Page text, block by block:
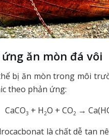
ứng ăn mòn đá vôi
bị ăn mòn trong môi
theo phản ứng:
CaCO3 + H2O + CO2 →
là chất dễ tan